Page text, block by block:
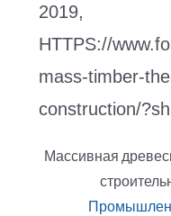
2019,
HTTPS://
mass-timber-
construction/
Массивная